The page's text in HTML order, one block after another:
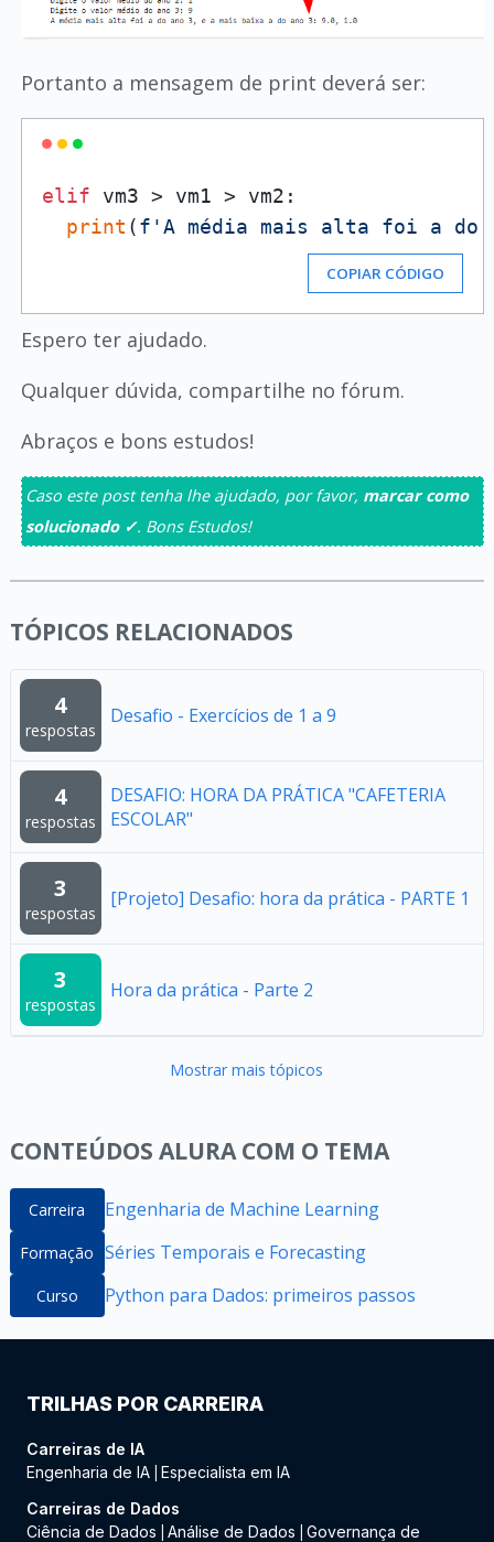
Portanto a mensagem de print deverá ser:
elif vm3 > vm1 > vm2:
print (f'A média mais alta foi a do
COPIAR CÓDIGO
Espero ter ajudado.
Qualquer dúvida, compartilhe no fórum.
Abraços e bons estudos!
Caso este post tenha lhe ajudado, por favor, marcar como
solucionado ✓. Bons Estudos!
TÓPICOS RELACIONADOS
4
respostas
Desafio - Exercícios de 1 a 9
4
respostas
DESAFIO: HORA DA PRÁTICA "CAFETERIA
ESCOLAR"
3
respostas
[Projeto] Desafio: hora da prática - PARTE 1
3
respostas
Hora da prática - Parte 2
Mostrar mais tópicos
CONTEÚDOS ALURA COM O TEMA
Carreira Engenharia de Machine Learning
Formação Séries Temporais e Forecasting
Curso Python para Dados: primeiros passos
TRILHAS POR CARREIRA
Carreiras de IA
Engenharia de IA Especialista em IA
Carreiras de Dados
Ciência de Dados
Análise de Dados
Governança de